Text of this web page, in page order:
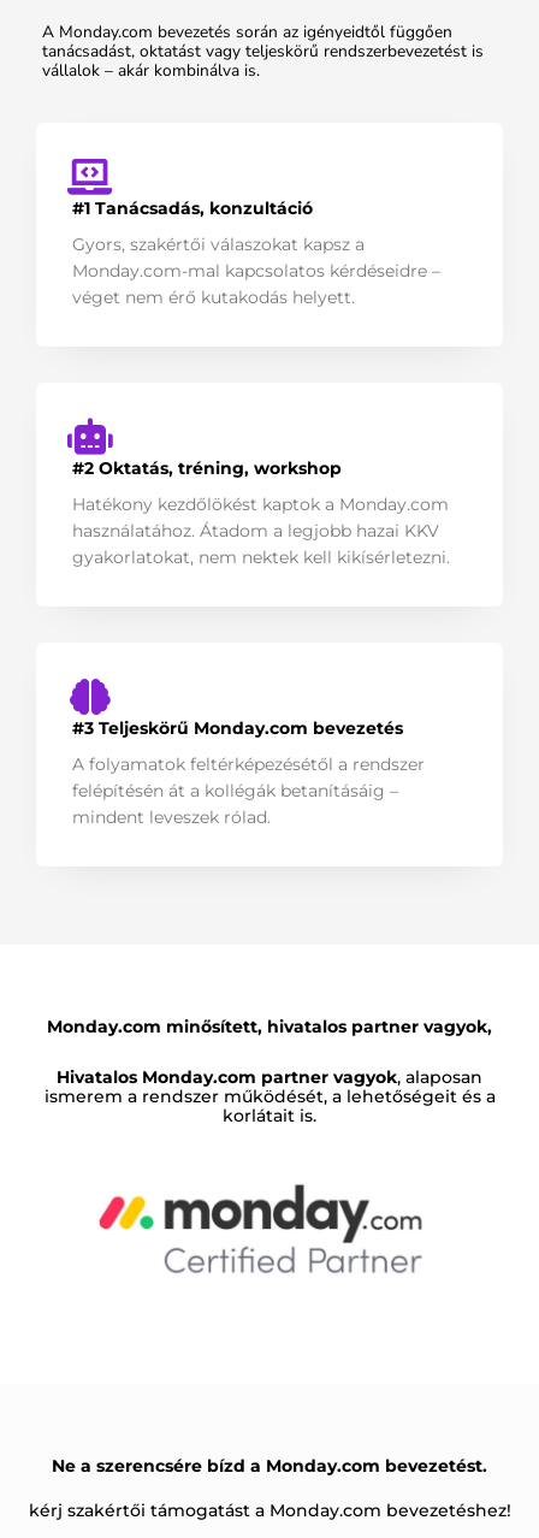
A Monday.com bevezetés során az igényeidtől függően
tanácsadást, oktatást vagy teljeskörű rendszerbevezetést is
vállalok – akár kombinálva is.
#1 Tanácsadás, konzultáció
Gyors, szakértői válaszokat kapsz a
Monday.com-mal kapcsolatos kérdéseidre –
véget nem érő kutakodás helyett.
#2 Oktatás, tréning, workshop
Hatékony kezdőlökést kaptok a Monday.com
használatához. Átadom a legjobb hazai KKV
gyakorlatokat, nem nektek kell kikísérletezni.
#3 Teljeskörű Monday.com bevezetés
A folyamatok feltérképezésétől a rendszer
felépítésén át a kollégák betanításáig –
mindent leveszek rólad.
Monday.com minősített, hivatalos partner vagyok,
Hivatalos Monday.com partner vagyok, alaposan
ismerem a rendszer működését, a lehetőségeit és a
korlátait is.
Ne a szerencsére bízd a Monday.com bevezetést.
kérj szakértői támogatást a Monday.com bevezetéshez!